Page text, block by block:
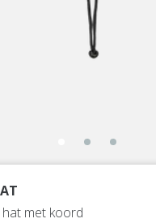
met koord